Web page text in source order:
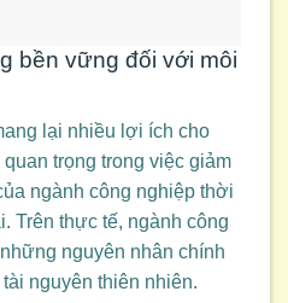
bền vững đối với môi
lại nhiều lợi ích cho
trọng trong việc giảm
ngành công nghiệp thời
Trên thực tế, ngành công
nguyên nhân chính
nguyên thiên nhiên.